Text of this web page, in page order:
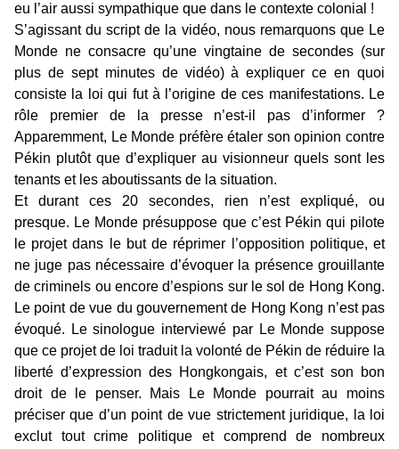
eu l’air aussi sympathique que dans le contexte colonial !
S’agissant du script de la vidéo, nous remarquons que Le
Monde ne consacre qu’une vingtaine de secondes (sur
plus de sept minutes de vidéo) à expliquer ce en quoi
consiste la loi qui fut à l’origine de ces manifestations. Le
rôle premier de la presse n’est-il pas d’informer ?
Apparemment, Le Monde préfère étaler son opinion contre
Pékin plutôt que d’expliquer au visionneur quels sont les
tenants et les aboutissants de la situation.
Et durant ces 20 secondes, rien n’est expliqué, ou
presque. Le Monde présuppose que c’est Pékin qui pilote
le projet dans le but de réprimer l’opposition politique, et
ne juge pas nécessaire d’évoquer la présence grouillante
de criminels ou encore d’espions sur le sol de Hong Kong.
Le point de vue du gouvernement de Hong Kong n’est pas
évoqué. Le sinologue interviewé par Le Monde suppose
que ce projet de loi traduit la volonté de Pékin de réduire la
liberté d’expression des Hongkongais, et c’est son bon
droit de le penser. Mais Le Monde pourrait au moins
préciser que d’un point de vue strictement juridique, la loi
exclut tout crime politique et comprend de nombreux